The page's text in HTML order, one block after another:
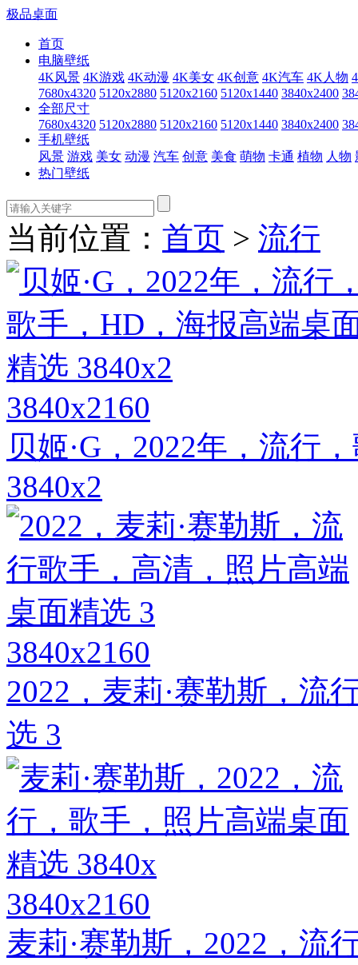
极品桌面
首页
电脑壁纸
4K风景 4K游戏 4K动漫 4K美女 4K创意 4K汽车 4K人物
7680x4320 5120x2880 5120x2160 5120x1440 3840x2400
全部尺寸
7680x4320 5120x2880 5120x2160 5120x1440 3840x2400
手机壁纸
风景 游戏 美女 动漫 汽车 创意 美食 萌物 卡通 植物 人物
热门壁纸
当前位置： 首页 > 流行
3840x2160
贝姬·G，2022年，流行
3840x2
3840x2160
2022，麦莉·赛勒斯，流
选 3
3840x2160
麦莉·赛勒斯，2022，流